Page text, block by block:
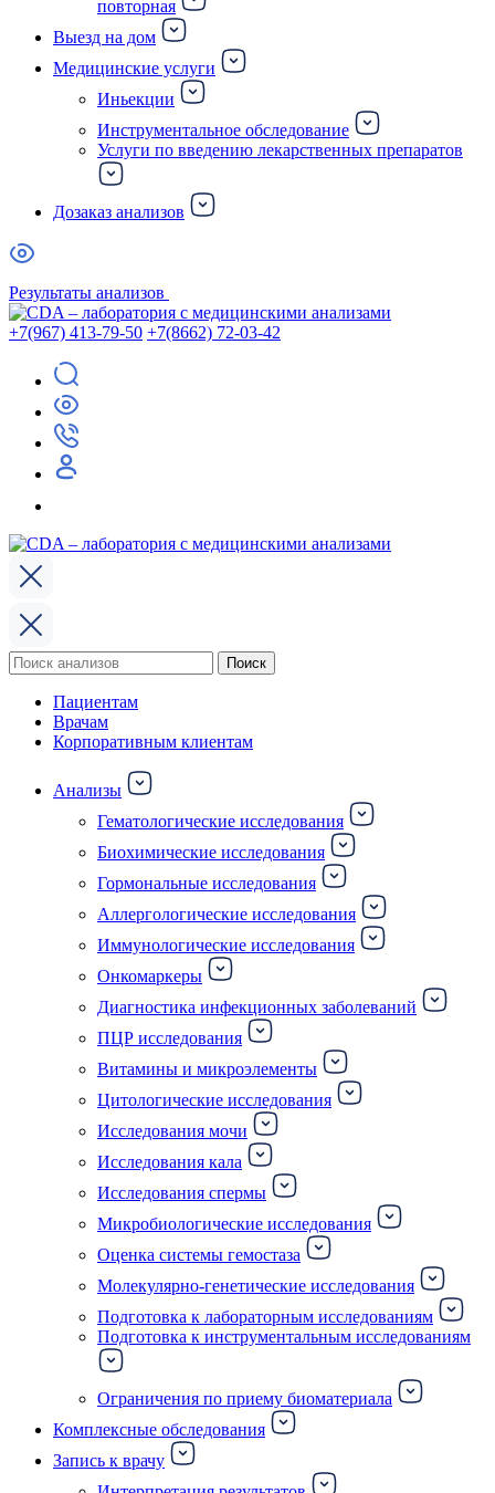
повторная
Выезд на дом
Медицинские услуги
Иньекции
Инструментальное обследование
Услуги по введению лекарственных препаратов
Дозаказ анализов
Результаты анализов
+7(967) 413-79-50 +7(8662) 72-03-42
Поиск
по:
Поиск
Пациентам
Врачам
Корпоративным клиентам
Анализы
Гематологические исследования
Биохимические исследования
Гормональные исследования
Аллергологические исследования
Иммунологические исследования
Онкомаркеры
Диагностика инфекционных заболеваний
ПЦР исследования
Витамины и микроэлементы
Цитологические исследования
Исследования мочи
Исследования кала
Исследования спермы
Микробиологические исследования
Оценка системы гемостаза
Молекулярно-генетические исследования
Подготовка к лабораторным исследованиям
Подготовка к инструментальным исследованиям
Ограничения по приему биоматериала
Комплексные обследования
Запись к врачу